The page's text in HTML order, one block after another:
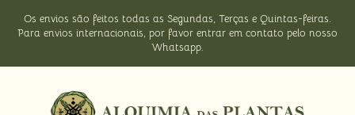
Os envios são feitos todas as Segundas, Terças e Quintas-feiras.
Para envios internacionais, por favor entrar em contato pelo nosso
Whatsapp.